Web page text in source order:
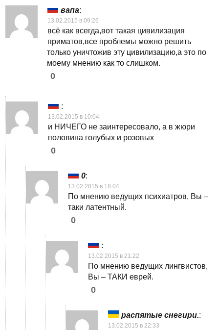
вапа:
13.02.2015 в 09:26
всё как всегда,вот такая цивилизация
приматов,все проблемы можно решить
только уничтожив эту цивилизацию,а это по
моему мнению как то слишком.
0
:
13.02.2015 в 10:04
и НИЧЕГО не заинтересовало, а в жюри
половина голубых и розовых
0
0:
13.02.2015 в 18:04
По мнению ведущих психиатров, Вы –
таки латентный.
0
:
13.02.2015 в 21:22
По мнению ведущих лингвистов,
Вы – ТАКИ еврей.
0
распятые снегири.:
13.02.2015 в 22:33